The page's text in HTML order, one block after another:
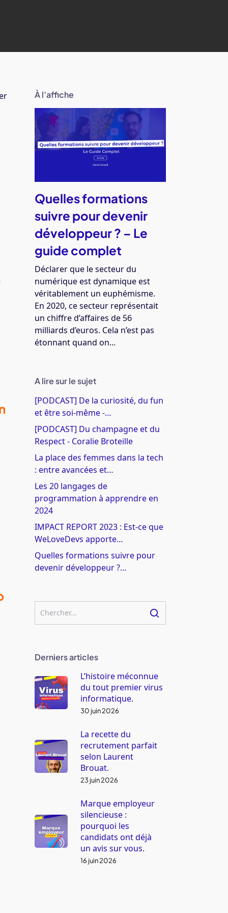
À l’affiche
Quelles formations
suivre pour devenir
développeur ? – Le
guide complet
Déclarer que le secteur du
numérique est dynamique est
véritablement un euphémisme.
En 2020, ce secteur représentait
un chiffre d’affaires de 56
milliards d’euros. Cela n’est pas
étonnant quand on...
A lire sur le sujet
[PODCAST] De la curiosité, du fun
et être soi-même -…
[PODCAST] Du champagne et du
Respect - Coralie Broteille
La place des femmes dans la tech
: entre avancées et…
Les 20 langages de
programmation à apprendre en
2024
IMPACT REPORT 2023 : Est-ce que
WeLoveDevs apporte…
Quelles formations suivre pour
devenir développeur ?…
Derniers articles
L’histoire méconnue
du tout premier virus
informatique.
30 juin 2026
La recette du
recrutement parfait
selon Laurent
Brouat.
23 juin 2026
Marque employeur
silencieuse :
pourquoi les
candidats ont déjà
un avis sur vous.
16 juin 2026